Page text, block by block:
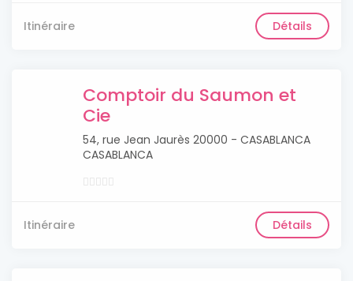
Itinéraire Détails
Comptoir du Saumon et
Cie
54, rue Jean Jaurès 20000 - CASABLANCA
CASABLANCA
Itinéraire Détails